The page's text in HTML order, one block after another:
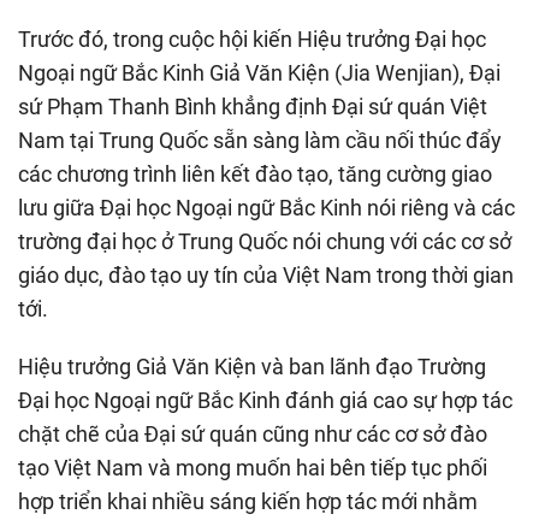
Trước đó, trong cuộc hội kiến Hiệu trưởng Đại học
Ngoại ngữ Bắc Kinh Giả Văn Kiện (Jia Wenjian), Đại
sứ Phạm Thanh Bình khẳng định Đại sứ quán Việt
Nam tại Trung Quốc sẵn sàng làm cầu nối thúc đẩy
các chương trình liên kết đào tạo, tăng cường giao
lưu giữa Đại học Ngoại ngữ Bắc Kinh nói riêng và các
trường đại học ở Trung Quốc nói chung với các cơ sở
giáo dục, đào tạo uy tín của Việt Nam trong thời gian
tới.
Hiệu trưởng Giả Văn Kiện và ban lãnh đạo Trường
Đại học Ngoại ngữ Bắc Kinh đánh giá cao sự hợp tác
chặt chẽ của Đại sứ quán cũng như các cơ sở đào
tạo Việt Nam và mong muốn hai bên tiếp tục phối
hợp triển khai nhiều sáng kiến hợp tác mới nhằm